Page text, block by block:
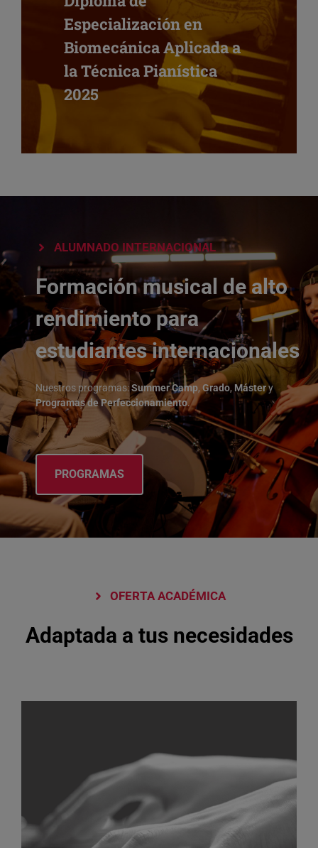
Especialización en
Biomecánica Aplicada a
la Técnica Pianística
2025
ALUMNADO INTERNACIONAL
Formación musical de alto
rendimiento para
estudiantes internacionales
Nuestros programas:Summer Camp, Grado, Mástery
Programas de Perfeccionamiento.
PROGRAMAS
OFERTA ACADÉMICA
Adaptada a tus necesidades